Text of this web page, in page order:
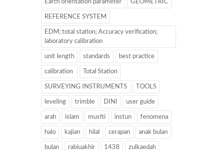
Earth orientation parameter GEOMETRIC
REFERENCE SYSTEM
EDM; total station; Accuracy verification;
laboratory calibration
unit length standards best practice
calibration Total Station
SURVEYING INSTRUMENTS TOOLS
leveling trimble DINI user guide
arah islam musfti instun fenomena
halo kajian hilal cerapan anak bulan
bulan rabiuakhir 1438 zulkaedah